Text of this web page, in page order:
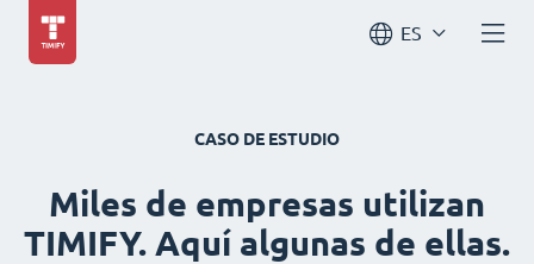
ES
CASO DE ESTUDIO
Miles de empresas utilizan
TIMIFY. Aquí algunas de ellas.